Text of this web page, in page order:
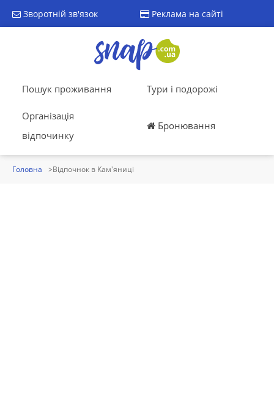
Зворотній зв'язок Реклама на сайті
Пошук проживання Тури і подорожі
Організація
відпочинку
Бронювання
Головна Відпочнок в Кам'яниці